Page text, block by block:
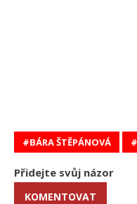
BÁRA ŠTĚPÁNOVÁ
Přidejte svůj názor
KOMENTOVAT